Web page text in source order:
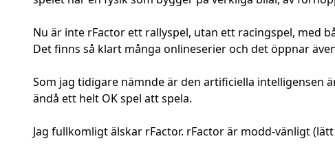
Nu är inte rFactor ett rallyspel, utan ett racingspel, med
Det finns så klart många onlineserier och det öppnar
Som jag tidigare nämnde är den artificiella intelligensen
ändå ett helt OK spel att spela.
Jag fullkomligt älskar rFactor. rFactor är modd-vänligt